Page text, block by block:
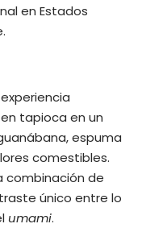
en Estados
tapioca en un
espuma
comestibles.
combinación de
único entre lo
umami.